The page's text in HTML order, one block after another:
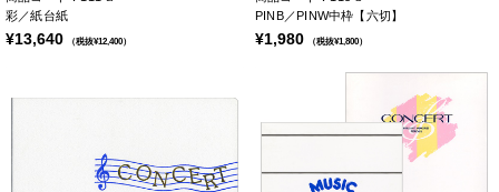
彩／紙台紙
¥13,640 （税抜¥12,400）
PINB／PINW中枠【六切】
¥1,980 （税抜¥1,800）